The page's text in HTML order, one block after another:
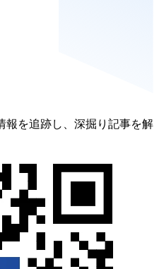
報を追跡し、深掘り記事を解